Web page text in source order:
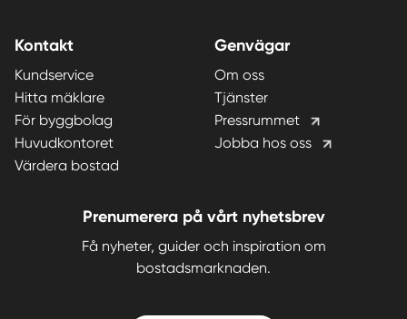
Kontakt
Kundservice
Hitta mäklare
För byggbolag
Huvudkontoret
Värdera bostad
Genvägar
Om oss
Tjänster
Pressrummet
Jobba hos oss
Prenumerera på vårt nyhetsbrev
Få nyheter, guider och inspiration om
bostadsmarknaden.